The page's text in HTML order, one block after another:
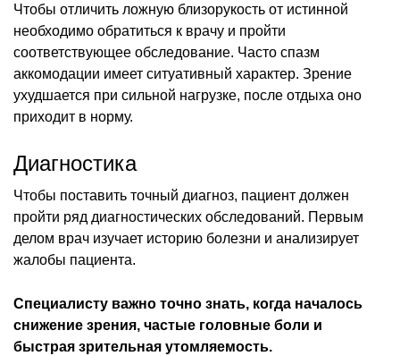
Чтобы отличить ложную близорукость от истинной
необходимо обратиться к врачу и пройти
соответствующее обследование. Часто спазм
аккомодации имеет ситуативный характер. Зрение
ухудшается при сильной нагрузке, после отдыха оно
приходит в норму.
Диагностика
Чтобы поставить точный диагноз, пациент должен
пройти ряд диагностических обследований. Первым
делом врач изучает историю болезни и анализирует
жалобы пациента.
Специалисту важно точно знать, когда началось
снижение зрения, частые головные боли и
быстрая зрительная утомляемость.